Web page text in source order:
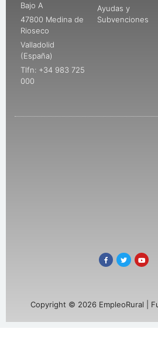
Bajo A
47800 Medina de
Rioseco
Valladolid
(España)
Tlfn: +34 983 725
000
Ayudas y
Subvenciones
Copyright © 2026 EmpleoRural |